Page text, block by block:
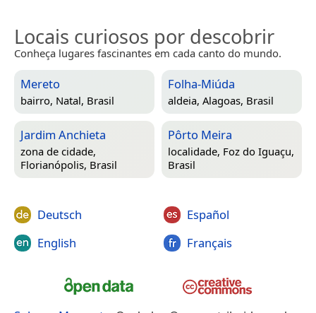
Locais curiosos por descobrir
Conheça lugares fascinantes em cada canto do mundo.
Mereto
bairro, Natal, Brasil
Folha-Miúda
aldeia, Alagoas, Brasil
Jardim Anchieta
zona de cidade,
Florianópolis, Brasil
Pôrto Meira
localidade, Foz do Iguaçu,
Brasil
Deutsch
English
Español
Français